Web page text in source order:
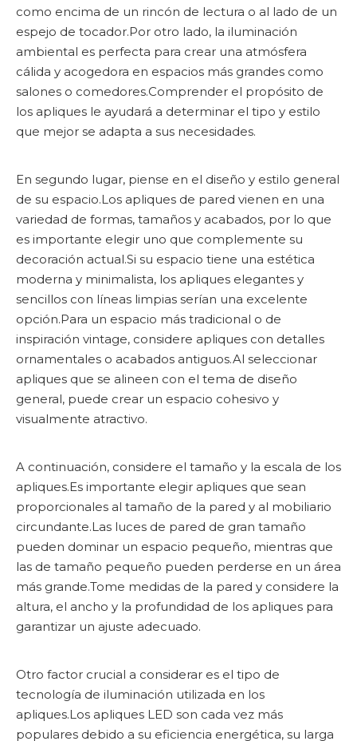
como encima de un rincón de lectura o al lado de un
espejo de tocador.Por otro lado, la iluminación
ambiental es perfecta para crear una atmósfera
cálida y acogedora en espacios más grandes como
salones o comedores.Comprender el propósito de
los apliques le ayudará a determinar el tipo y estilo
que mejor se adapta a sus necesidades.
En segundo lugar, piense en el diseño y estilo general
de su espacio.Los apliques de pared vienen en una
variedad de formas, tamaños y acabados, por lo que
es importante elegir uno que complemente su
decoración actual.Si su espacio tiene una estética
moderna y minimalista, los apliques elegantes y
sencillos con líneas limpias serían una excelente
opción.Para un espacio más tradicional o de
inspiración vintage, considere apliques con detalles
ornamentales o acabados antiguos.Al seleccionar
apliques que se alineen con el tema de diseño
general, puede crear un espacio cohesivo y
visualmente atractivo.
A continuación, considere el tamaño y la escala de los
apliques.Es importante elegir apliques que sean
proporcionales al tamaño de la pared y al mobiliario
circundante.Las luces de pared de gran tamaño
pueden dominar un espacio pequeño, mientras que
las de tamaño pequeño pueden perderse en un área
más grande.Tome medidas de la pared y considere la
altura, el ancho y la profundidad de los apliques para
garantizar un ajuste adecuado.
Otro factor crucial a considerar es el tipo de
tecnología de iluminación utilizada en los
apliques.Los apliques LED son cada vez más
populares debido a su eficiencia energética, su larga